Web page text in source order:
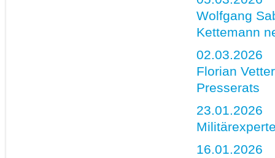
Wolfgang
Kettemann
02.03.2026
Florian
Presserats
23.01.2026
16.01.2026